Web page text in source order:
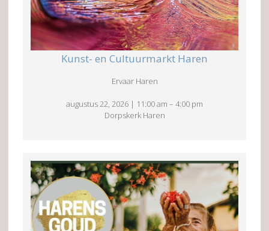
Kunst- en Cultuurmarkt Haren
Ervaar Haren
augustus 22, 2026 | 11:00 am – 4:00 pm
Dorpskerk Haren